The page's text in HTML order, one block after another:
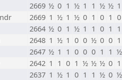
2669 ½ 0 1 ½ 1 1 ½ ½ 1
2669 1 ½ 1 ½ 0 1 0 1 0
2664 ½ 0 1 ½ 1 1 0 1 1
2648 1 ½ 1 0 0 ½ 0 0 1
2647 ½ 1 1 0 0 0 1 1 ½
2642 1 1 0 1 ½ ½ ½ 0 1
2637 1 ½ 1 0 1 1 ½ 0 ½